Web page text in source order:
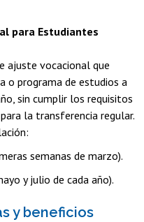
para Estudiantes
ajuste vocacional que
o programa de estudios a
sin cumplir los requisitos
la transferencia regular.
semanas de marzo).
y julio de cada año).
y beneficios